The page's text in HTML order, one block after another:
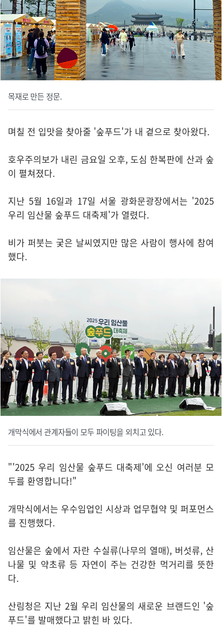
목재로 만든 정문.
며칠 전 입맛을 찾아줄 '숲푸드'가 내 곁으로 찾아왔다.
호우주의보가 내린 금요일 오후, 도심 한복판에 산과 숲
이 펼쳐졌다.
지난 5월 16일과 17일 서울 광화문광장에서는 '2025
우리 임산물 숲푸드 대축제'가 열렸다.
비가 퍼붓는 궂은 날씨였지만 많은 사람이 행사에 참여
했다.
개막식에서 관계자들이 모두 파이팅을 외치고 있다.
"'2025 우리 임산물 숲푸드 대축제'에 오신 여러분 모
두를 환영합니다!"
개막식에서는 우수임업인 시상과 업무협약 및 퍼포먼스
를 진행했다.
임산물은 숲에서 자란 수실류(나무의 열매), 버섯류, 산
나물 및 약초류 등 자연이 주는 건강한 먹거리를 뜻한
다.
산림청은 지난 2월 우리 임산물의 새로운 브랜드인 '숲
푸드'를 발매했다고 밝힌 바 있다.